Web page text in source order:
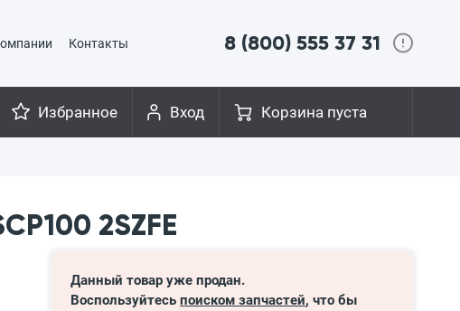
Контакты 8 (800) 555 37 31
Корзина пуста
Вход
Избранное
2SZFE
Данный товар уже продан.
Воспользуйтесь поиском запчастей, что бы